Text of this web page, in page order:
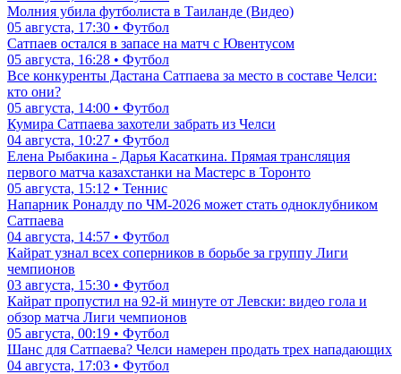
Молния убила футболиста в Таиланде (Видео)
05 августа, 17:30 • Футбол
Сатпаев остался в запасе на матч с Ювентусом
05 августа, 16:28 • Футбол
Все конкуренты Дастана Сатпаева за место в составе Челси:
кто они?
05 августа, 14:00 • Футбол
Кумира Сатпаева захотели забрать из Челси
04 августа, 10:27 • Футбол
Елена Рыбакина - Дарья Касаткина. Прямая трансляция
первого матча казахстанки на Мастерс в Торонто
05 августа, 15:12 • Теннис
Напарник Роналду по ЧМ-2026 может стать одноклубником
Сатпаева
04 августа, 14:57 • Футбол
Кайрат узнал всех соперников в борьбе за группу Лиги
чемпионов
03 августа, 15:30 • Футбол
Кайрат пропустил на 92-й минуте от Левски: видео гола и
обзор матча Лиги чемпионов
05 августа, 00:19 • Футбол
Шанс для Сатпаева? Челси намерен продать трех нападающих
04 августа, 17:03 • Футбол